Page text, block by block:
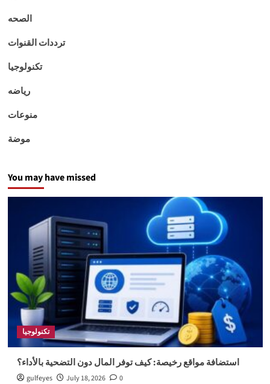
الصحه
ترددات القنوات
تكنولوجيا
رياضه
منوعات
موضة
You may have missed
تكنولوجيا
استضافة مواقع رخيصة: كيف توفر المال دون التضحية بالأداء؟
gulfeyes July 18, 2026 0